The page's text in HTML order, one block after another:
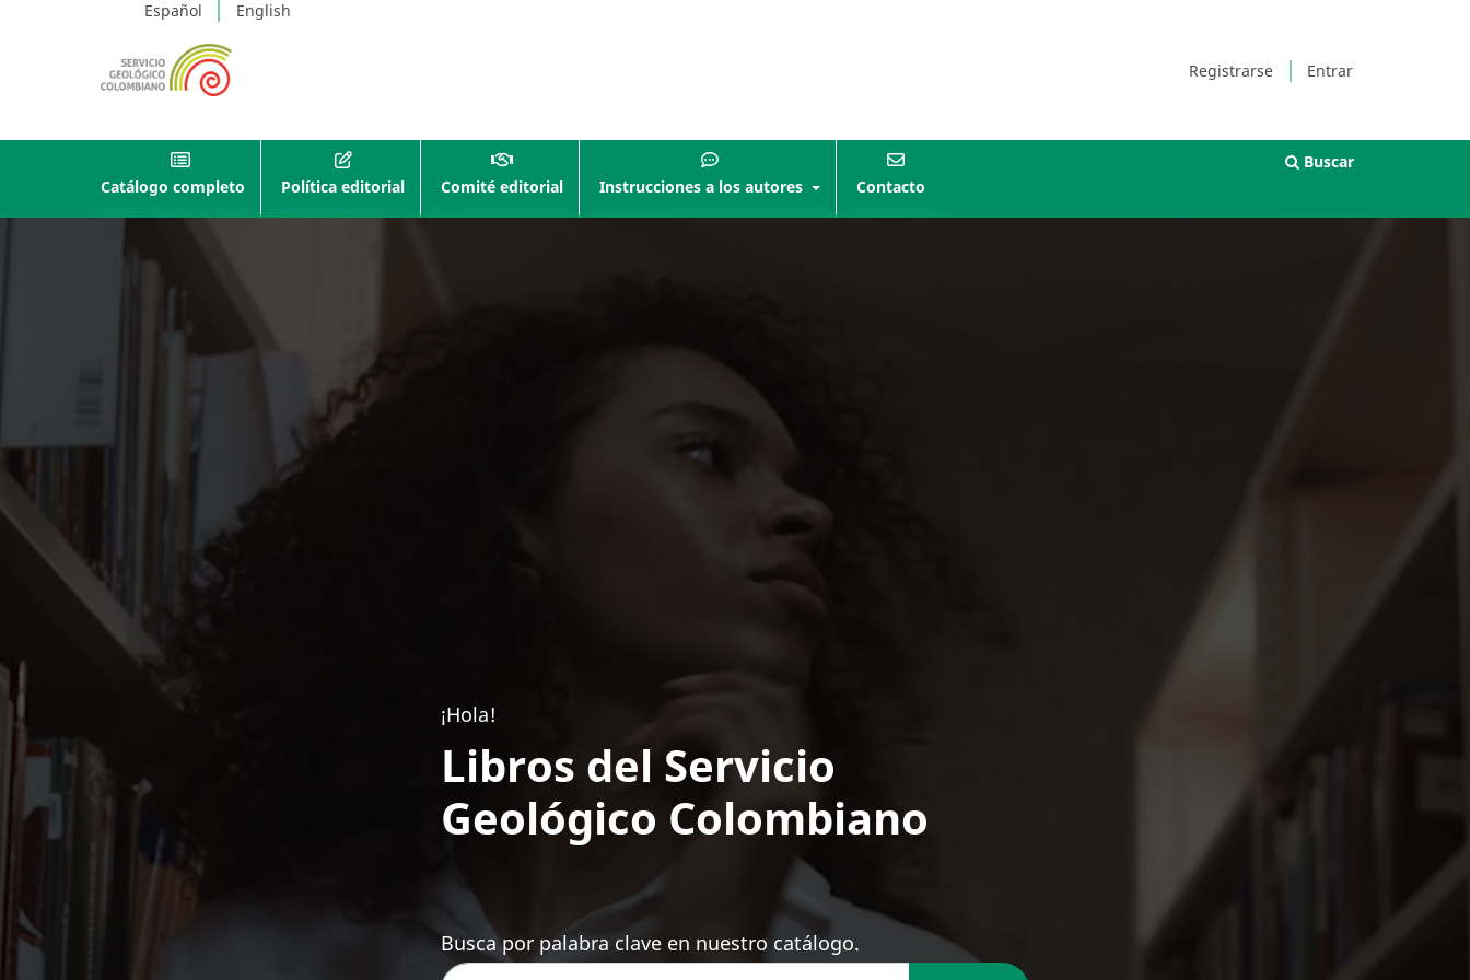
Español English
Registrarse Entrar
Catálogo completo Política editorial Comité editorial Instrucciones a los autores Contacto
Buscar
¡Hola!
Libros del Servicio
Geológico Colombiano
Busca por palabra clave en nuestro catálogo.